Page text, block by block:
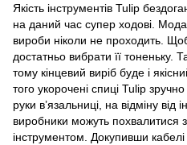
Якість інструментів Tulip
на даний час супер ходові. Мода
вироби ніколи не проходить.
достатньо вибрати її тоненьку.
тому кінцевий виріб буде і
того укорочені спиці Tulip
руки в’язальниці, на відміну від
виробники можуть похвалитися
інструментом. Докупивши кабелі